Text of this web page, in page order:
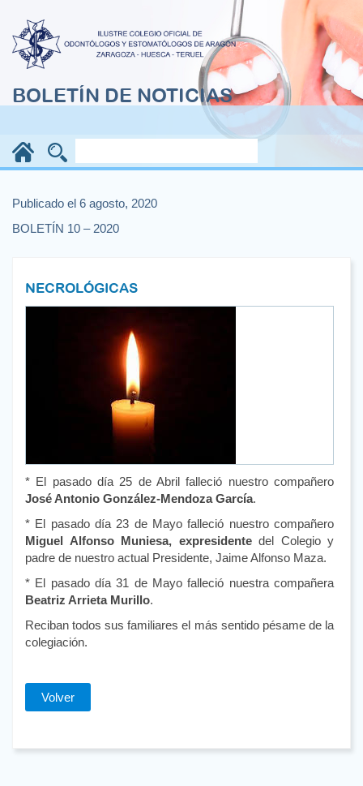
BOLETÍN DE NOTICIAS
Publicado el 6 agosto, 2020
BOLETÍN 10 – 2020
NECROLÓGICAS
* El pasado día 25 de Abril falleció nuestro compañero
José Antonio González-Mendoza García.
* El pasado día 23 de Mayo falleció nuestro compañero
Miguel Alfonso Muniesa, expresidentedel Colegio y
padre de nuestro actual Presidente, Jaime Alfonso Maza.
* El pasado día 31 de Mayo falleció nuestra compañera
Beatriz Arrieta Murillo.
Reciban todos sus familiares el más sentido pésame de la
colegiación.
Volver